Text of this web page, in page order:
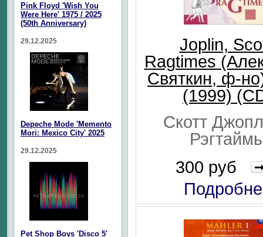
Joplin,
Ragtimes
Святкин, ф-
(1999)
Скотт
300 руб
Pink Floyd 'Wish You
Were Here' 1975 / 2025
(50th Anniversary)
29.12.2025
Depeche Mode 'Memento
Mori: Mexico City' 2025
29.12.2025
Pet Shop Boys 'Disco 5'